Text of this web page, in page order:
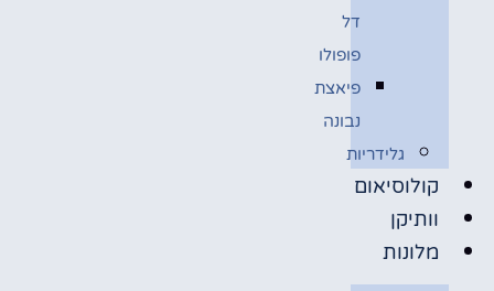
דל
פופולו
פיאצת
נבונה
גלידריות
קולוסיאום
וותיקן
מלונות